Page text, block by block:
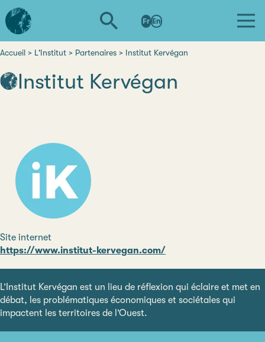
Aller
au
contenu
L'institut
d'études
avancées
de
Fr En
d'Ariane
Accueil L'Institut Partenaires Institut Kervégan
Institut Kervégan
Site internet
https://www.institut-kervegan.com/
L’Institut Kervégan est un lieu de réflexion qui éclaire et met en
débat, les problématiques économiques et sociétales qui
impactent les territoires de l’Ouest.